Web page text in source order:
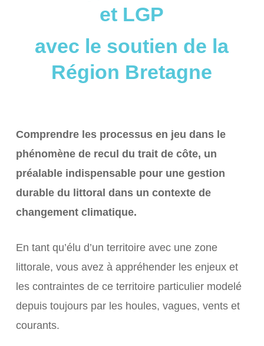
et LGP
avec le soutien de la
Région Bretagne
Comprendre les processus en jeu dans le
phénomène de recul du trait de côte, un
préalable indispensable pour une gestion
durable du littoral dans un contexte de
changement climatique.
En tant qu’élu d’un territoire avec une zone
littorale, vous avez à appréhender les enjeux et
les contraintes de ce territoire particulier modelé
depuis toujours par les houles, vagues, vents et
courants.